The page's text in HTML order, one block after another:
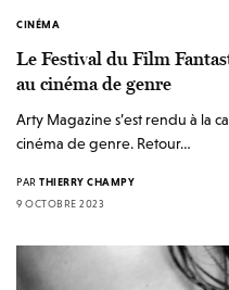
CINÉMA
Le Festival du Film
au cinéma de genre
Arty Magazine s’est rendu à la
cinéma de genre. Retour…
PAR THIERRY CHAMPY
9 OCTOBRE 2023